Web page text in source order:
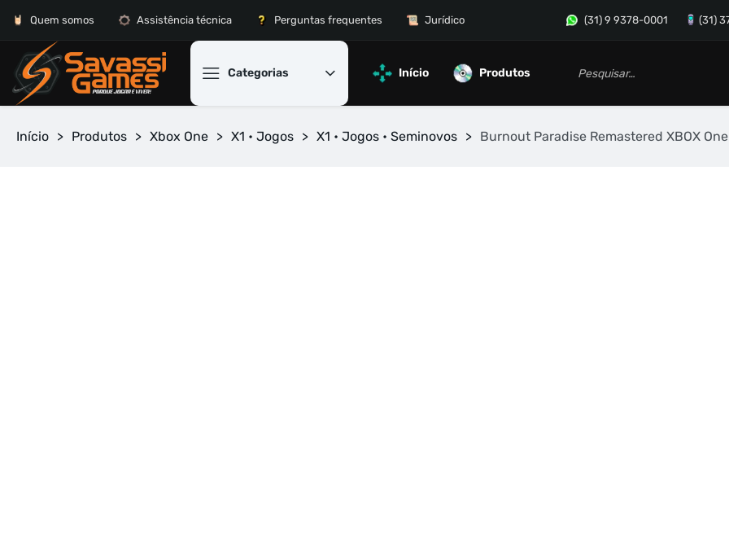
(31) 9 9378-0001 (31)
Quem somos Assistência técnica Perguntas frequentes Jurídico
Categorias Início Produtos
Início > Produtos > Xbox One > X1 • Jogos > X1 • Jogos • Seminovos > Burnout Paradise Remastered XBOX